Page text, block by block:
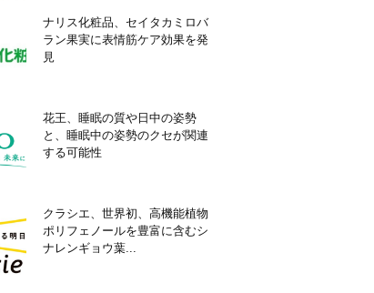
ナリス化粧品、セイタカミロバ
ラン果実に表情筋ケア効果を発
見
花王、睡眠の質や日中の姿勢
と、睡眠中の姿勢のクセが関連
する可能性
クラシエ、世界初、高機能植物
ポリフェノールを豊富に含むシ
ナレンギョウ葉...